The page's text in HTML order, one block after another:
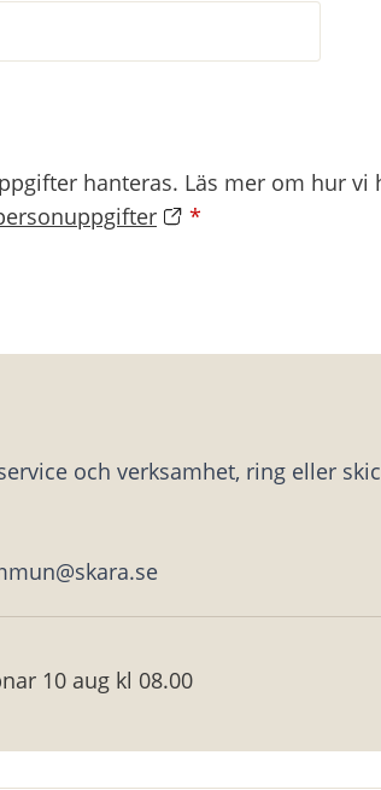
hanteras. Läs mer om hur vi
*
och verksamhet, ring eller
10 aug kl 08.00